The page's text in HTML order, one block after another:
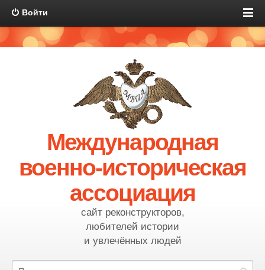
Войти
Международная
военно-историческая
ассоциация
сайт реконструкторов,
любителей истории
и увлечённых людей